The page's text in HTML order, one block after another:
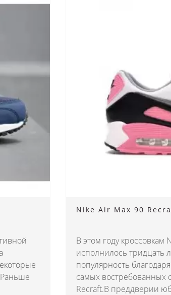
Nike Air Max 90
В этом году
исполнилось
популярность
самых востребованных
Recraft.В преддверии